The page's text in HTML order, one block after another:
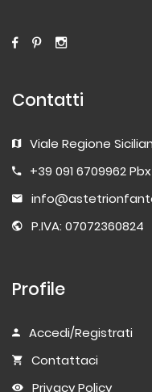
Contatti
Viale Regione
+39 091 6709962 Pbx
P.IVA: 07072360824
Profile
Accedi/Registrati
Contattaci
Privacy Policy